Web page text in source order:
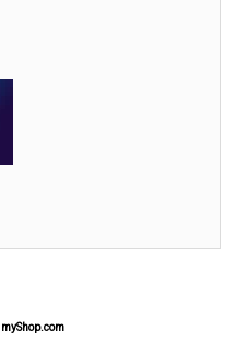
myShop.com